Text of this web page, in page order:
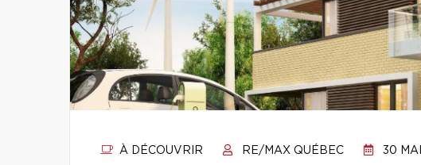
À DÉCOUVRIR RE/MAX QUÉBEC 30